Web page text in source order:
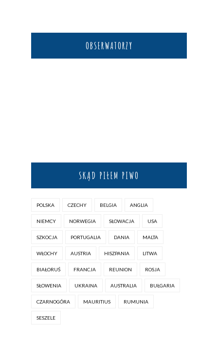
OBSERWATORZY
SKĄD PIŁEM PIWO
POLSKA CZECHY BELGIA ANGLIA
NIEMCY NORWEGIA SŁOWACJA USA
SZKOCJA PORTUGALIA DANIA MALTA
WŁOCHY AUSTRIA HISZPANIA LITWA
BIAŁORUŚ FRANCJA REUNION ROSJA
SŁOWENIA UKRAINA AUSTRALIA BUŁGARIA
CZARNOGÓRA MAURITIUS RUMUNIA
SESZELE